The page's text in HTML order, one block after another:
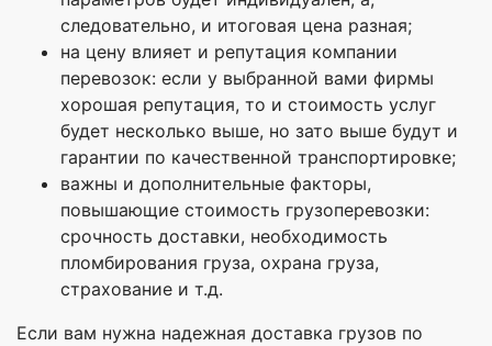
следовательно, и итоговая цена разная;
на цену влияет и репутация компании
перевозок: если у выбранной вами фирмы
хорошая репутация, то и стоимость услуг
будет несколько выше, но зато выше будут и
гарантии по качественной транспортировке;
важны и дополнительные факторы,
повышающие стоимость грузоперевозки:
срочность доставки, необходимость
пломбирования груза, охрана груза,
страхование и т.д.
Если вам нужна надежная доставка грузов по